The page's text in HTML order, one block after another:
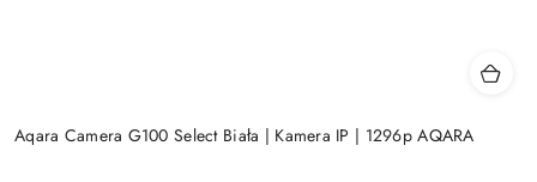
Aqara Camera G100 Select Biała | Kamera IP | 1296p AQARA